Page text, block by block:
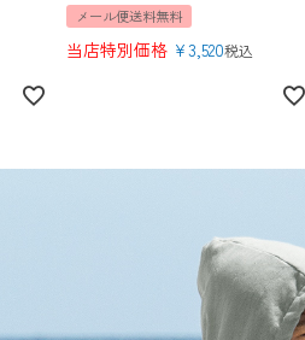
メール便送料無料
当店特別価格 ¥3,520税込